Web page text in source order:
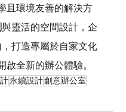
且環境友善的解決方
與靈活的空間設計，企
打造專屬於自家文化
啟全新的辦公體驗。
永續設計創意辦公室